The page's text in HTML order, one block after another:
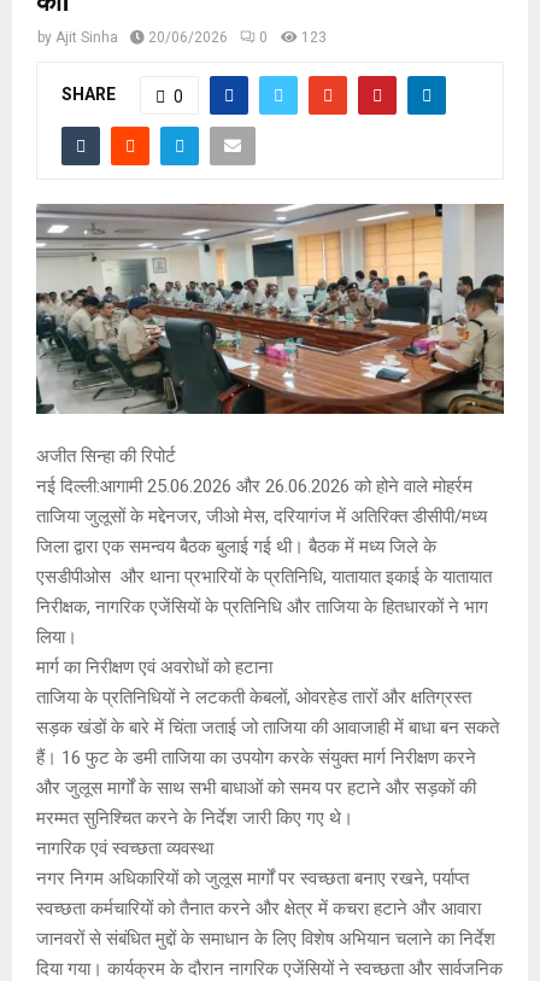
by Ajit Sinha 20/06/2026 0 123
SHARE 0
अजीत सिन्हा की रिपोर्ट
नई दिल्ली:आगामी 25.06.2026 और 26.06.2026 को होने वाले मोहर्रम
ताजिया जुलूसों के मद्देनजर, जीओ मेस, दरियागंज में अतिरिक्त डीसीपी/मध्य
जिला द्वारा एक समन्वय बैठक बुलाई गई थी। बैठक में मध्य जिले के
एसडीपीओस और थाना प्रभारियों के प्रतिनिधि, यातायात इकाई के यातायात
निरीक्षक, नागरिक एजेंसियों के प्रतिनिधि और ताजिया के हितधारकों ने भाग
लिया।
मार्ग का निरीक्षण एवं अवरोधों को हटाना
ताजिया के प्रतिनिधियों ने लटकती केबलों, ओवरहेड तारों और क्षतिग्रस्त
सड़क खंडों के बारे में चिंता जताई जो ताजिया की आवाजाही में बाधा बन सकते
हैं। 16 फुट के डमी ताजिया का उपयोग करके संयुक्त मार्ग निरीक्षण करने
और जुलूस मार्गों के साथ सभी बाधाओं को समय पर हटाने और सड़कों की
मरम्मत सुनिश्चित करने के निर्देश जारी किए गए थे।
नागरिक एवं स्वच्छता व्यवस्था
नगर निगम अधिकारियों को जुलूस मार्गों पर स्वच्छता बनाए रखने, पर्याप्त
स्वच्छता कर्मचारियों को तैनात करने और क्षेत्र में कचरा हटाने और आवारा
जानवरों से संबंधित मुद्दों के समाधान के लिए विशेष अभियान चलाने का निर्देश
दिया गया। कार्यक्रम के दौरान नागरिक एजेंसियों ने स्वच्छता और सार्वजनिक